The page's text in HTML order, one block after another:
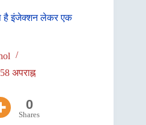
है इंजेक्शन लेकर एक
अपराह्न
0
Shares